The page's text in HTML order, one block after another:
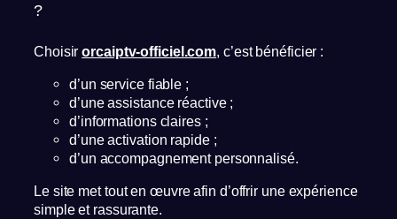
?
Choisirorcaiptv-officiel.com, c’est bénéficier :
d’un service fiable ;
d’une assistance réactive ;
d’informations claires ;
d’une activation rapide ;
d’un accompagnement personnalisé.
Le site met tout en œuvre afin d’offrir une expérience
simple et rassurante.